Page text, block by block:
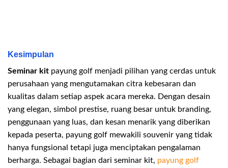
Kesimpulan
Seminar kit payung golf menjadi pilihan yang cerdas untuk
perusahaan yang mengutamakan citra kebesaran dan
kualitas dalam setiap aspek acara mereka. Dengan desain
yang elegan, simbol prestise, ruang besar untuk branding,
penggunaan yang luas, dan kesan menarik yang diberikan
kepada peserta, payung golf mewakili souvenir yang tidak
hanya fungsional tetapi juga menciptakan pengalaman
berharga. Sebagai bagian dari seminar kit, payung golf